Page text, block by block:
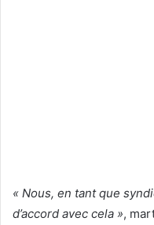
« Nous, en tant que
d’accord avec cela »,